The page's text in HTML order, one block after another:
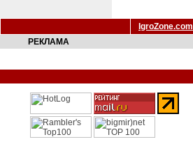
IgroZone.com
РЕКЛАМА